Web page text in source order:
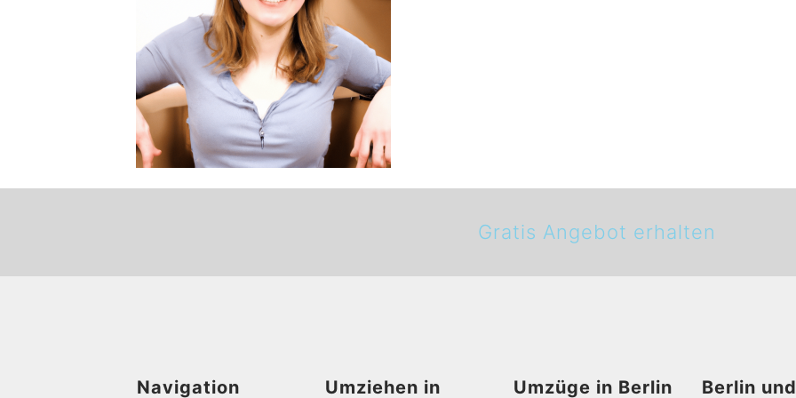
Gratis Angebot erhalten
Navigation
Umziehen in
Umzüge in Berlin
Berlin und